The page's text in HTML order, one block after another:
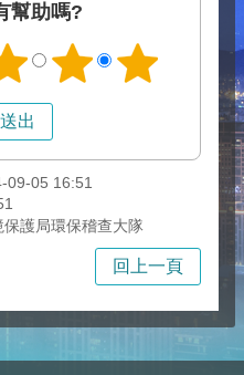
幫助嗎?
09-05 16:51
護局環保稽查大隊
回上一頁